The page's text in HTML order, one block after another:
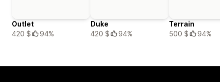
Outlet
420 $
94%
Duke
420 $
94%
Terrain
500 $
94%